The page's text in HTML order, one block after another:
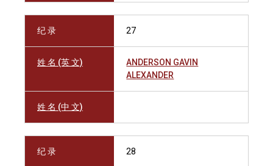
纪 录 27
姓 名 (英 文)
ANDERSON GAVIN
ALEXANDER
姓 名 (中 文)
纪 录 28